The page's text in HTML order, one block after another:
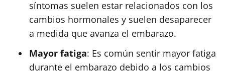
síntomas suelen estar relacionados con los
cambios hormonales y suelen desaparecer
a medida que avanza el embarazo.
Mayor fatiga: Es común sentir mayor fatiga
durante el embarazo debido a los cambios